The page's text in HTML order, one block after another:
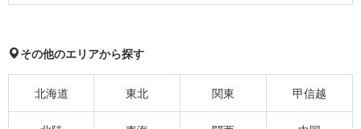
その他のエリアから探す
北海道 東北 関東 甲信越